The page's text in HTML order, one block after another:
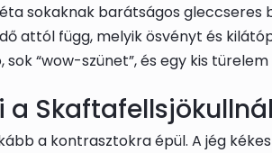
sokaknak barátságos
attól függ, melyik ösvényt és
sok “wow-szünet”, és egy kis
a
a kontrasztokra épül. A jég